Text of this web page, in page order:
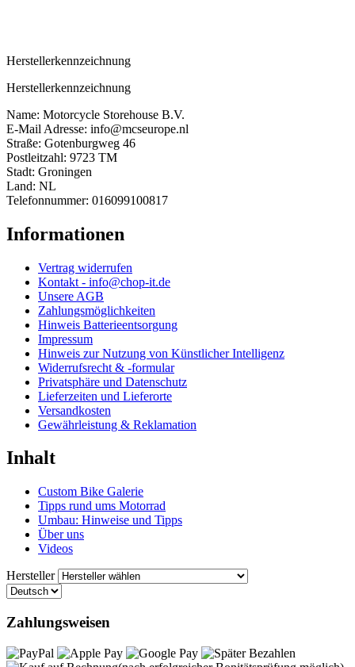
Herstellerkennzeichnung
Herstellerkennzeichnung
Name: Motorcycle Storehouse B.V.
E-Mail Adresse: info@mcseurope.nl
Straße: Gotenburgweg 46
Postleitzahl: 9723 TM
Stadt: Groningen
Land: NL
Telefonnummer: 016099100817
Informationen
Vertrag widerrufen
Kontakt - info@chop-it.de
Unsere AGB
Zahlungsmöglichkeiten
Hinweis Batterieentsorgung
Impressum
Hinweis zur Nutzung von Künstlicher Intelligenz
Widerrufsrecht & -formular
Privatsphäre und Datenschutz
Lieferzeiten und Lieferorte
Versandkosten
Gewährleistung & Reklamation
Inhalt
Custom Bike Galerie
Tipps rund ums Motorrad
Umbau: Hinweise und Tipps
Über uns
Videos
Hersteller
Zahlungsweisen